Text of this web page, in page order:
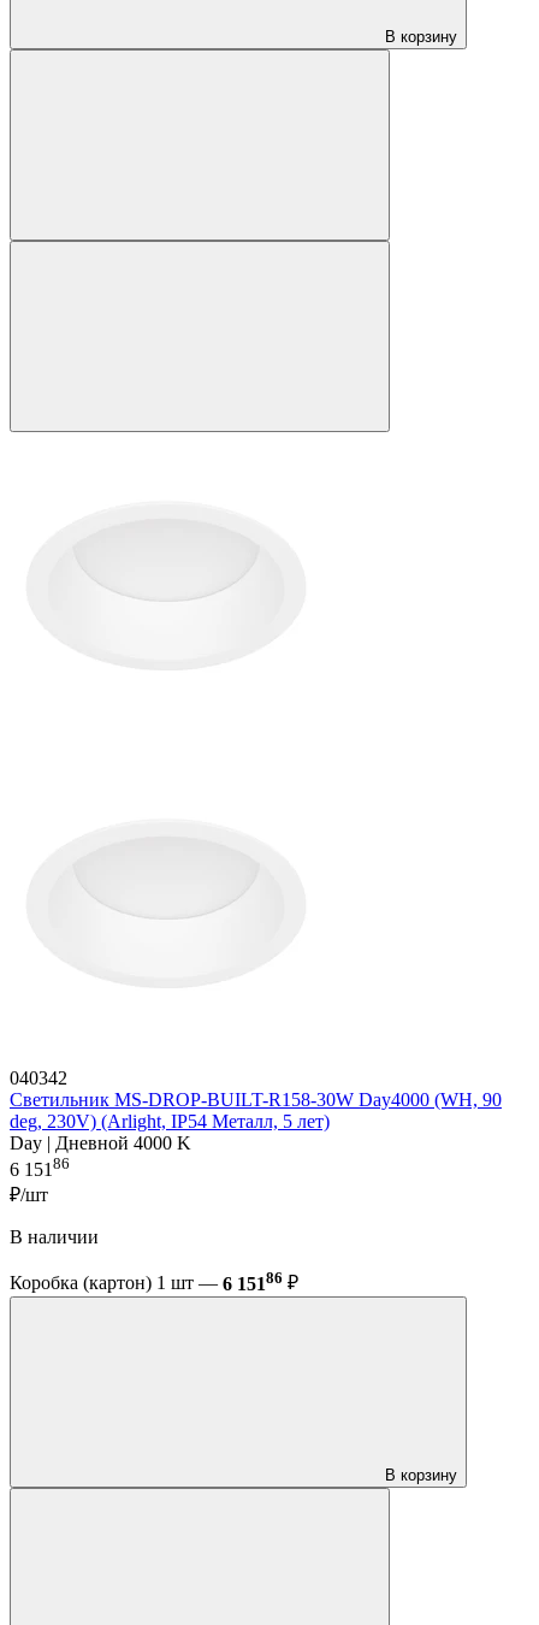
В корзину
040342
Светильник MS-DROP-BUILT-R158-30W Day4000 (WH, 90
deg, 230V) (Arlight, IP54 Металл, 5 лет)
Day | Дневной 4000 K
6 15186
₽/шт
В наличии
Коробка (картон) 1 шт — 6 15186 ₽
В корзину